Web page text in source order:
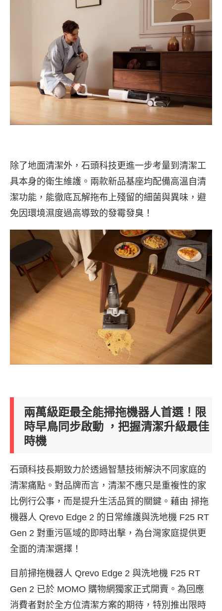
除了地面清潔外，石頭科技更進一步考量到清潔工
具本身的衛生維護。兩款新品基座均配備高溫自清
潔功能，能徹底瓦解拖布上殘留的細菌與異味，避
免因環境濕度過高導致的發霉發臭！
兩萬級距最全能掃拖機器人首選！限
時早鳥同步啟動 ，把握清潔升級最佳
時機
石頭科技長期致力於透過智慧技術解決不同家庭的
清潔痛點。對品牌而言，清潔不應只是重複性的家
比例行公事，而是提升生活品質的關鍵。藉由 掃拖
機器人 Qrevo Edge 2 的日常維護與洗地機 F25 RT
Gen 2 對重污區域的即時出擊，為台灣家庭提供更
全面的清潔選擇！
目前掃拖機器人 Qrevo Edge 2 與洗地機 F25 RT
Gen 2 已於 MOMO 購物網獨家正式開賣。為回應
消費者對於全方位清潔方案的期待，特別推出限時